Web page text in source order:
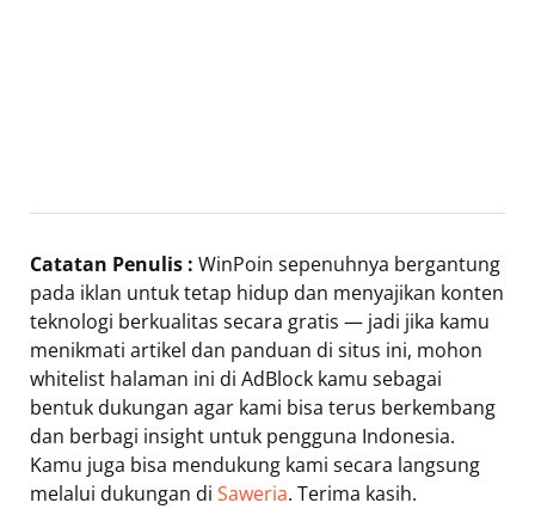
Catatan Penulis : WinPoin sepenuhnya bergantung
pada iklan untuk tetap hidup dan menyajikan konten
teknologi berkualitas secara gratis — jadi jika kamu
menikmati artikel dan panduan di situs ini, mohon
whitelist halaman ini di AdBlock kamu sebagai
bentuk dukungan agar kami bisa terus berkembang
dan berbagi insight untuk pengguna Indonesia.
Kamu juga bisa mendukung kami secara langsung
melalui dukungan di Saweria. Terima kasih.